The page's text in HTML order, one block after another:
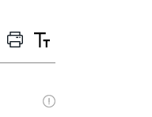
프
트
텍
트